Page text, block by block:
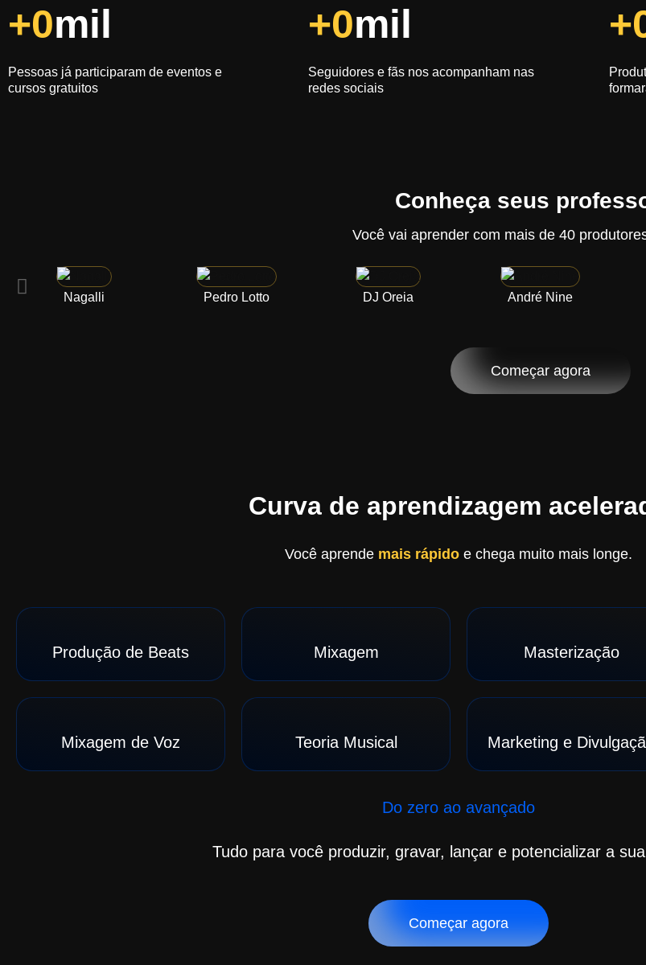
+0mil
Pessoas já participaram de eventos e
cursos gratuitos
+0mil
Seguidores e fãs nos acompanham nas
redes sociais
+
Conheça seus
Você vai aprender com mais de 40
Nagalli Pedro Lotto DJ Oreia André Nine
Começar agora
Curva de aprendizagem
Você aprende mais rápido e chega muito mais longe.
Produção de Beats Mixagem Masterização
Mixagem de Voz Teoria Musical Marketing e
Do zero ao avançado
Tudo para você produzir, gravar, lançar e potencializar a
Começar agora